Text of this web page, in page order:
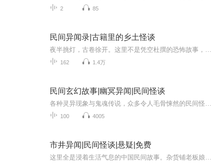
2 85
民间异闻录|古籍里的乡土怪谈
162 1.4万
民间玄幻故事|幽冥异闻|民间怪谈
100 4005
市井异闻|民间怪谈|悬疑|免费